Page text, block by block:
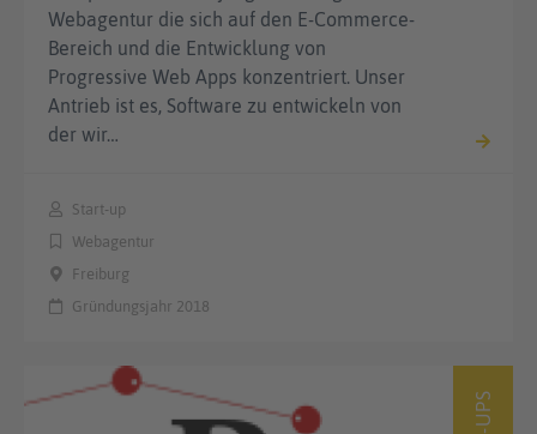
Webagentur die sich auf den E-Commerce-
Bereich und die Entwicklung von
Progressive Web Apps konzentriert. Unser
Antrieb ist es, Software zu entwickeln von
der wir…
Start-up
Webagentur
Freiburg
Gründungsjahr 2018